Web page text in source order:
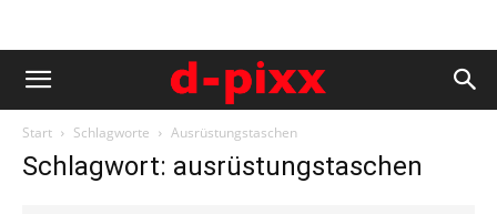
Start Schlagworte Ausrüstungstaschen
Schlagwort: ausrüstungstaschen